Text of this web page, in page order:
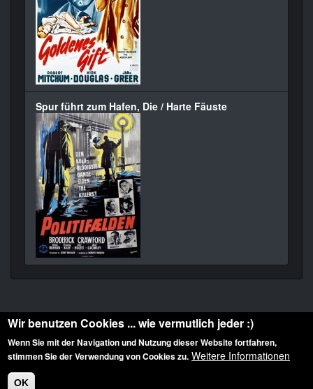
Spur führt zum Hafen, Die / Harte Fäuste
Diese Website ist urheberrechtlich geschützt: © 2010-2026 der Film Noir de. Alle
Rechte vorbehalten.
Wir benutzen Cookies ... wie vermutlich jeder :)
Wenn Sie mit der Navigation und Nutzung dieser Website fortfahren,
stimmen Sie der Verwendung von Cookies zu. Weitere Informationen
OK